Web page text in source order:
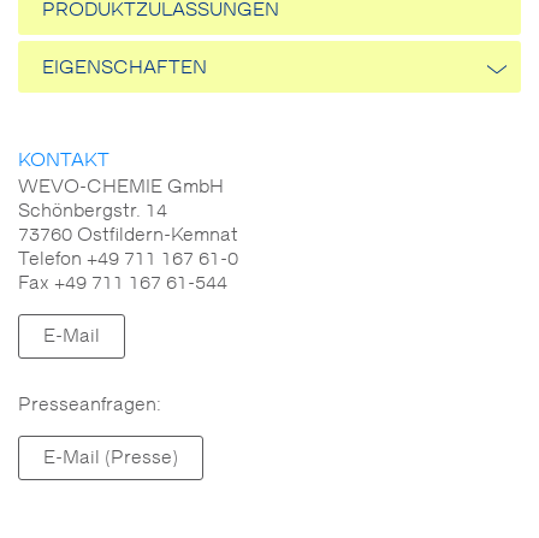
PRODUKTZULASSUNGEN
EIGENSCHAFTEN
Reaktivität
Brandverhalten
Mechanische Eigenschaften
Temperatureinsatzbereich
KONTAKT
WEVO-CHEMIE GmbH
Schönbergstr. 14
73760 Ostfildern-Kemnat
Telefon +49 711 167 61-0
Fax +49 711 167 61-544
E-Mail
Presseanfragen:
E-Mail (Presse)